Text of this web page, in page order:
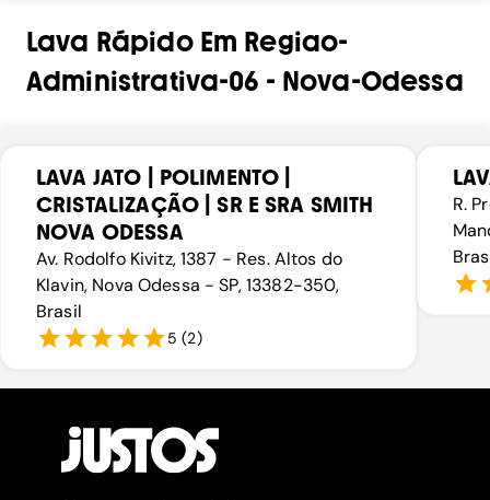
Lava RápidoEm Regiao-
Administrativa-06 - Nova-Odessa
LAVA JATO | POLIMENTO |
CRISTALIZAÇÃO | SR E SRA SMITH
NOVA ODESSA
Av. Rodolfo Kivitz, 1387 - Res. Altos do
Klavin, Nova Odessa - SP, 13382-350,
Brasil
5 (2)
R.